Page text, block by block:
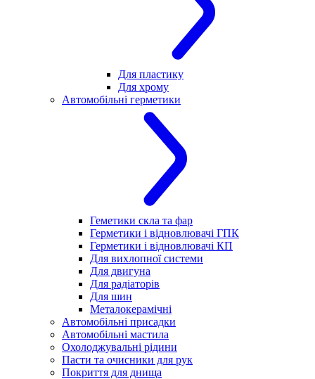
Для пластику
Для хрому
Автомобільні герметики
Геметики скла та фар
Герметики і відновлювачі ГПК
Герметики і відновлювачі КП
Для вихлопної системи
Для двигуна
Для радіаторів
Для шин
Металокерамічні
Автомобільні присадки
Автомобільні мастила
Охолоджувальні рідини
Пасти та очисники для рук
Покриття для днища